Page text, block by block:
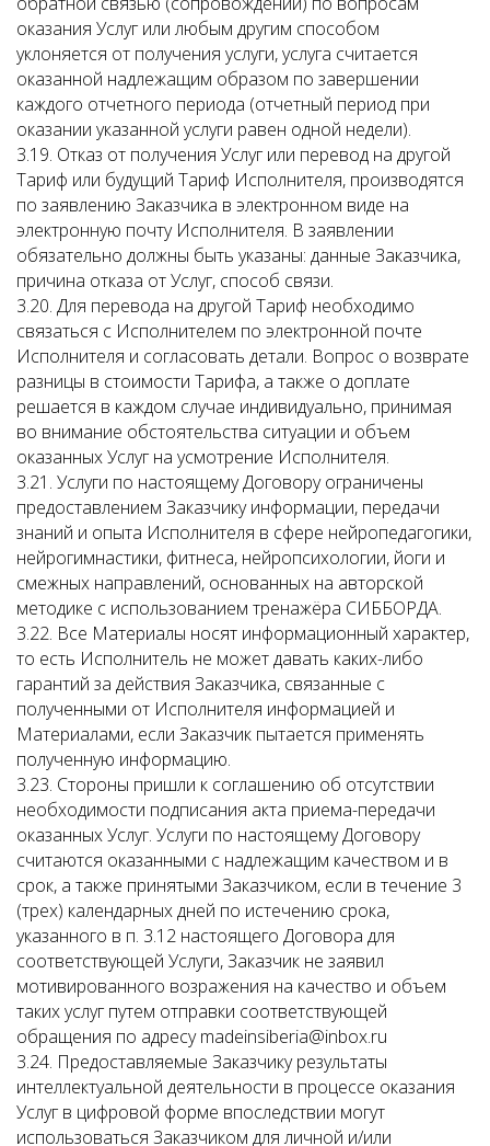
оказания Услуг или любым другим способом
уклоняется от получения услуги, услуга считается
оказанной надлежащим образом по завершении
каждого отчетного периода (отчетный период при
оказании указанной услуги равен одной недели).
3.19. Отказ от получения Услуг или перевод на другой
Тариф или будущий Тариф Исполнителя, производятся
по заявлению Заказчика в электронном виде на
электронную почту Исполнителя. В заявлении
обязательно должны быть указаны: данные Заказчика,
причина отказа от Услуг, способ связи.
3.20. Для перевода на другой Тариф необходимо
связаться с Исполнителем по электронной почте
Исполнителя и согласовать детали. Вопрос о возврате
разницы в стоимости Тарифа, а также о доплате
решается в каждом случае индивидуально, принимая
во внимание обстоятельства ситуации и объем
оказанных Услуг на усмотрение Исполнителя.
3.21. Услуги по настоящему Договору ограничены
предоставлением Заказчику информации, передачи
знаний и опыта Исполнителя в сфере нейропедагогики,
нейрогимнастики, фитнеса, нейропсихологии, йоги и
смежных направлений, основанных на авторской
методике с использованием тренажёра СИББОРДА.
3.22. Все Материалы носят информационный характер,
то есть Исполнитель не может давать каких-либо
гарантий за действия Заказчика, связанные с
полученными от Исполнителя информацией и
Материалами, если Заказчик пытается применять
полученную информацию.
3.23. Стороны пришли к соглашению об отсутствии
необходимости подписания акта приема-передачи
оказанных Услуг. Услуги по настоящему Договору
считаются оказанными с надлежащим качеством и в
срок, а также принятыми Заказчиком, если в течение 3
(трех) календарных дней по истечению срока,
указанного в п. 3.12 настоящего Договора для
соответствующей Услуги, Заказчик не заявил
мотивированного возражения на качество и объем
таких услуг путем отправки соответствующей
обращения по адресу madeinsiberia@inbox.ru
3.24. Предоставляемые Заказчику результаты
интеллектуальной деятельности в процессе оказания
Услуг в цифровой форме впоследствии могут
использоваться Заказчиком для личной и/или